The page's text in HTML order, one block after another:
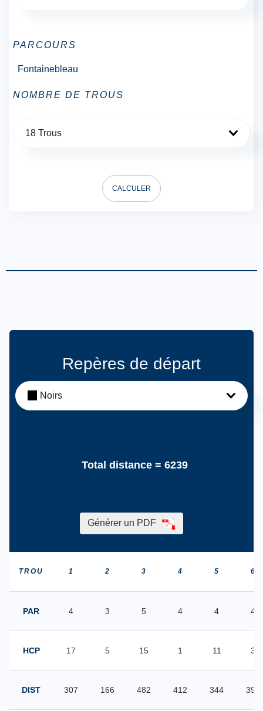
PARCOURS
Fontainebleau
NOMBRE DE TROUS
18 Trous
CALCULER
Repères de départ
Noirs
Total distance = 6239
Générer un PDF
TROU 1 2 3 4 5 6
PAR 4 3 5 4 4 4
HCP 17 5 15 1 11 3
DIST 307 166 482 412 344 398